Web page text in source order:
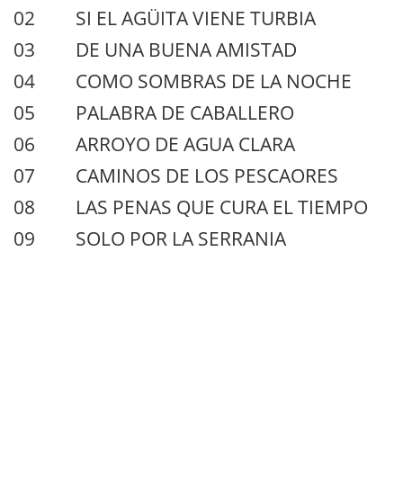
02 SI EL AGÜITA VIENE TURBIA
03 DE UNA BUENA AMISTAD
04 COMO SOMBRAS DE LA NOCHE
05 PALABRA DE CABALLERO
06 ARROYO DE AGUA CLARA
07 CAMINOS DE LOS PESCAORES
08 LAS PENAS QUE CURA EL TIEMPO
09 SOLO POR LA SERRANIA